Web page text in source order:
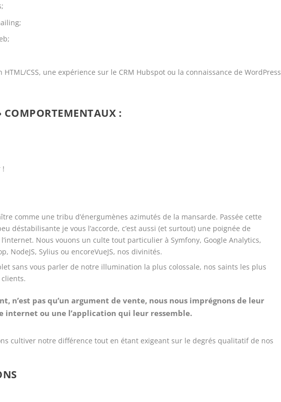
HTML/CSS, une expérience sur le CRM Hubspot ou la connaissance de WordPress
COMPORTEMENTAUX :
!
comme une tribu d’énergumènes azimutés de la mansarde. Passée cette
déstabilisante je vous l’accorde, c’est aussi (et surtout) une poignée de
Nous vouons un culte tout particulier à Symfony, Google Analytics,
NodeJS, Sylius ou encoreVueJS, nos divinités.
sans vous parler de notre illumination la plus colossale, nos saints les plus
n’est pas qu’un argument de vente, nous nous imprégnons de leur
internet ou une l’application qui leur ressemble.
cultiver notre différence tout en étant exigeant sur le degrés qualitatif de nos